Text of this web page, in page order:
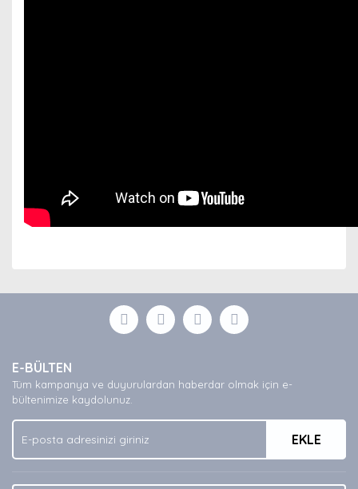
Yorum Yaz
formunu kullanarak tarafımıza iletebilirsiniz.
Görüş ve önerileriniz için teşekkür ederiz.
Ürün açıklamasında eksik bilgiler bulunuyor.
Ürün bilgilerinde hatalar bulunuyor.
Ürün fiyatı diğer sitelerden daha pahalı.
Bu ürüne benzer farklı alternatifler olmalı.
E-BÜLTEN
Tüm kampanya ve duyurulardan haberdar olmak için e-
bültenimize kaydolunuz.
EKLE